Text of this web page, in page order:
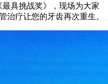
具挑战奖》，现场为大家
治疗让您的牙齿再次重生。